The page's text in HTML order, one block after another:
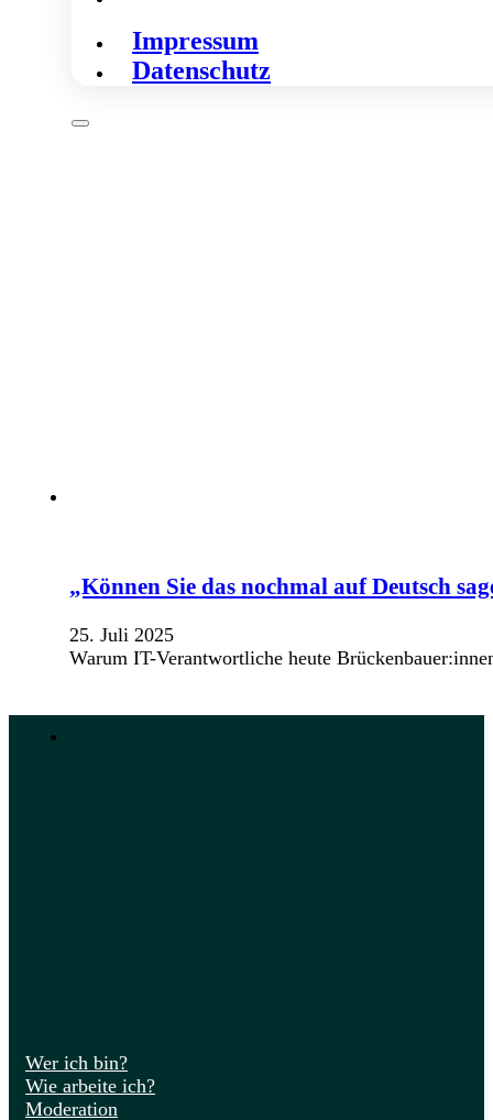
Impressum
Datenschutz
„Können Sie das nochmal auf Deutsch
25. Juli 2025
Warum IT-Verantwortliche heute
Wer ich bin?
Wie arbeite ich?
Moderation